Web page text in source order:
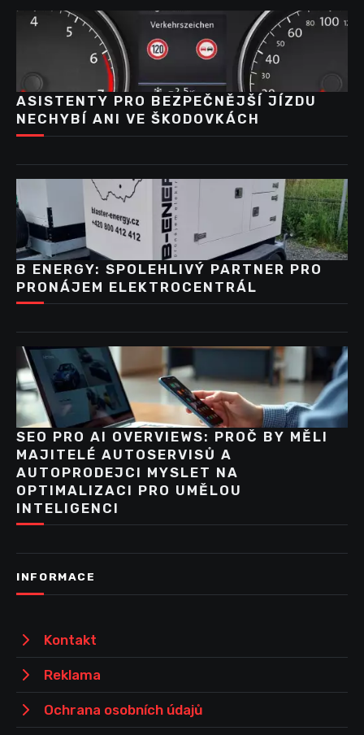
ASISTENTY PRO BEZPEČNĚJŠÍ JÍZDU
NECHYBÍ ANI VE ŠKODOVKÁCH
B ENERGY: SPOLEHLIVÝ PARTNER PRO
PRONÁJEM ELEKTROCENTRÁL
SEO PRO AI OVERVIEWS: PROČ BY MĚLI
MAJITELÉ AUTOSERVISŮ A
AUTOPRODEJCI MYSLET NA
OPTIMALIZACI PRO UMĚLOU
INTELIGENCI
INFORMACE
Kontakt
Reklama
Ochrana osobních údajů